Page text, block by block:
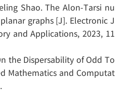
Shao. The Alon-Tarsi nu
graphs [J]. Electronic J
and Applications, 2023, 11
the Dispersability of Odd To
Mathematics and Computat